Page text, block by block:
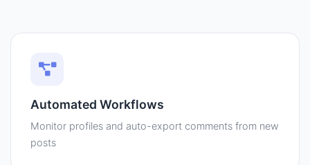
Automated Workflows
Monitor profiles and auto-export comments from new
posts